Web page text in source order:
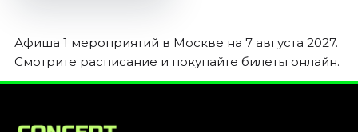
Октябрь 2026
Декабрь 2026
Экскурсии
Афиша 1 мероприятий в Москве на 7 августа 2027.
Смотрите расписание и покупайте билеты онлайн.